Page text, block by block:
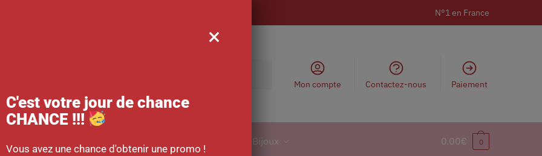
N°1 en France
Mon compte Contactez-nous Paiement
Bijoux 0.00€ 0
×
C'est votre jour de chance
CHANCE !!!
Vous avez une chance d'obtenir une promo !